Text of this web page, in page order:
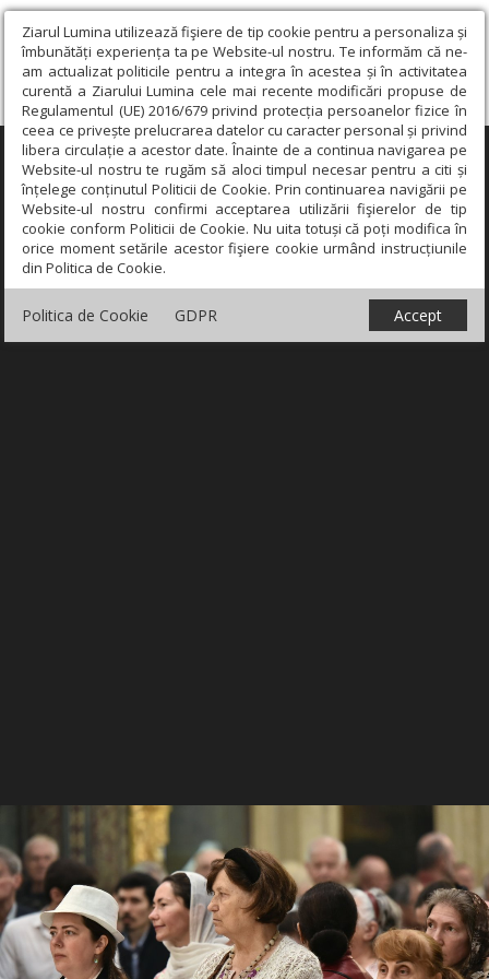
Ziarul Lumina utilizează fişiere de tip cookie pentru a personaliza și
îmbunătăți experiența ta pe Website-ul nostru. Te informăm că ne-
am actualizat politicile pentru a integra în acestea și în activitatea
curentă a Ziarului Lumina cele mai recente modificări propuse de
Regulamentul (UE) 2016/679 privind protecția persoanelor fizice în
ceea ce privește prelucrarea datelor cu caracter personal și privind
libera circulație a acestor date. Înainte de a continua navigarea pe
Website-ul nostru te rugăm să aloci timpul necesar pentru a citi și
înțelege conținutul Politicii de Cookie. Prin continuarea navigării pe
Website-ul nostru confirmi acceptarea utilizării fişierelor de tip
cookie conform Politicii de Cookie. Nu uita totuși că poți modifica în
orice moment setările acestor fişiere cookie urmând instrucțiunile
din Politica de Cookie.
Politica de Cookie GDPR Accept
×